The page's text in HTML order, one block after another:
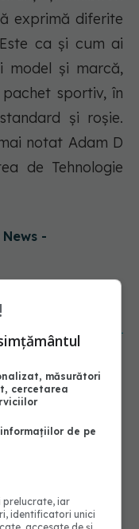
exprimă diferite
ca și cum ai
model și marcă,
sportiv, în
și roșie.
notat Adam D
de Tehnologie
-
autism la fete au
de COVID-
măsurători
cercetarea
de pe
prelucrate, iar
identificatori unici